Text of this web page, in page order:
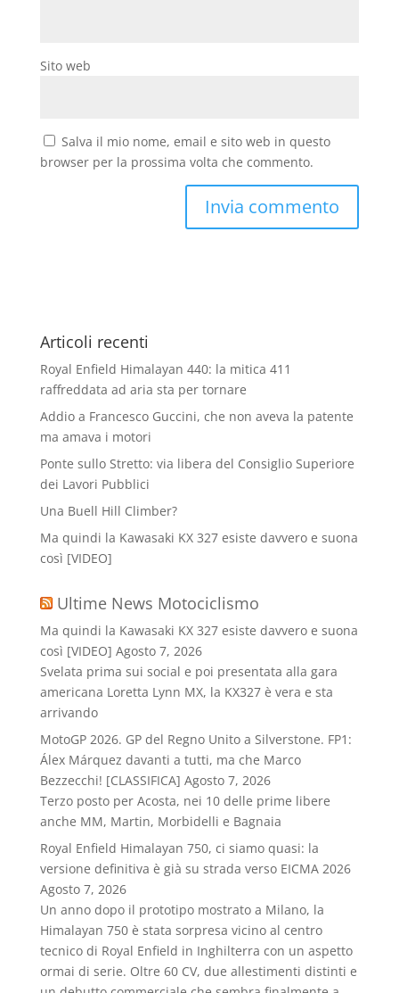
Sito web
Salva il mio nome, email e sito web in questo
browser per la prossima volta che commento.
Articoli recenti
Royal Enfield Himalayan 440: la mitica 411
raffreddata ad aria sta per tornare
Addio a Francesco Guccini, che non aveva la patente
ma amava i motori
Ponte sullo Stretto: via libera del Consiglio Superiore
dei Lavori Pubblici
Una Buell Hill Climber?
Ma quindi la Kawasaki KX 327 esiste davvero e suona
così [VIDEO]
Ultime News Motociclismo
Ma quindi la Kawasaki KX 327 esiste davvero e suona
così [VIDEO] Agosto 7, 2026
Svelata prima sui social e poi presentata alla gara
americana Loretta Lynn MX, la KX327 è vera e sta
arrivando
MotoGP 2026. GP del Regno Unito a Silverstone. FP1:
Álex Márquez davanti a tutti, ma che Marco
Bezzecchi! [CLASSIFICA] Agosto 7, 2026
Terzo posto per Acosta, nei 10 delle prime libere
anche MM, Martin, Morbidelli e Bagnaia
Royal Enfield Himalayan 750, ci siamo quasi: la
versione definitiva è già su strada verso EICMA 2026
Agosto 7, 2026
Un anno dopo il prototipo mostrato a Milano, la
Himalayan 750 è stata sorpresa vicino al centro
tecnico di Royal Enfield in Inghilterra con un aspetto
ormai di serie. Oltre 60 CV, due allestimenti distinti e